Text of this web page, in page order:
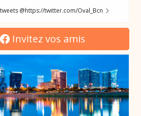
@https://twitter.com/Oval_Bcn
Invitez vos amis